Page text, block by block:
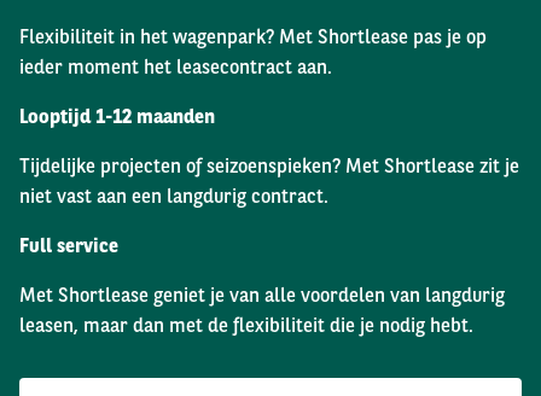
Flexibiliteit in het wagenpark? Met Shortlease pas je op
ieder moment het leasecontract aan.
Looptijd 1-12 maanden
Tijdelijke projecten of seizoenspieken? Met Shortlease zit je
niet vast aan een langdurig contract.
Full service
Met Shortlease geniet je van alle voordelen van langdurig
leasen, maar dan met de flexibiliteit die je nodig hebt.